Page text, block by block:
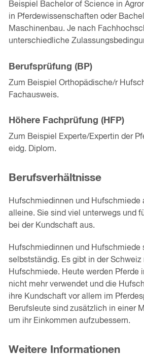
Beispiel Bachelor of Science in
in Pferdewissenschaften oder
Maschinenbau. Je nach
unterschiedliche
Berufsprüfung (BP)
Zum Beispiel Orthopädische/r
Fachausweis.
Höhere Fachprüfung (HFP)
Zum Beispiel Experte/Expertin der
eidg. Diplom.
Berufsverhältnisse
Hufschmiedinnen und Hufschmiede
alleine. Sie sind viel unterwegs und
bei der Kundschaft aus.
Hufschmiedinnen und Hufschmiede
selbstständig. Es gibt in der
Hufschmiede. Heute werden Pferde
nicht mehr verwendet und die
ihre Kundschaft vor allem im
Berufsleute sind zusätzlich in einer
um ihr Einkommen aufzubessern.
Weitere Informationen